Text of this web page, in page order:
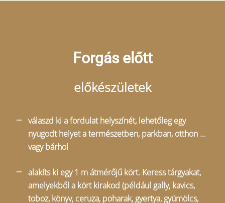
Forgás előtt
előkészületek
válaszd ki a fordulat helyszínét, lehetőleg egy
nyugodt helyet a természetben, parkban, otthon …
vagy bárhol
alakíts ki egy 1 m átmérőjű kört. Keress tárgyakat,
amelyekből a kört kirakod (például gally, kavics,
toboz, könyv, ceruza, poharak, gyertya, gyümölcs,